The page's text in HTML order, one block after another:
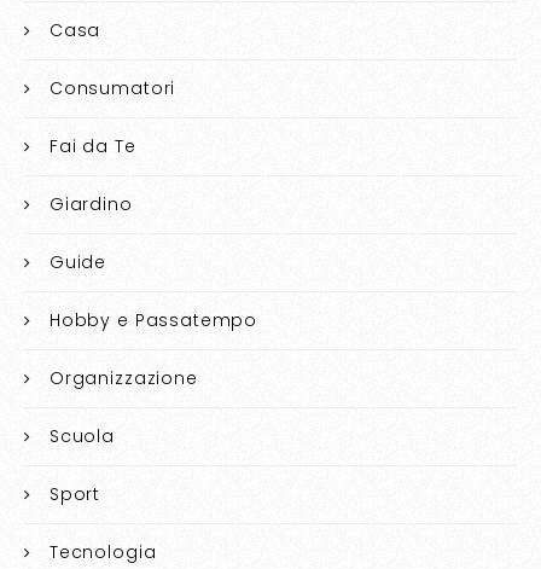
Casa
Consumatori
Fai da Te
Giardino
Guide
Hobby e Passatempo
Organizzazione
Scuola
Sport
Tecnologia